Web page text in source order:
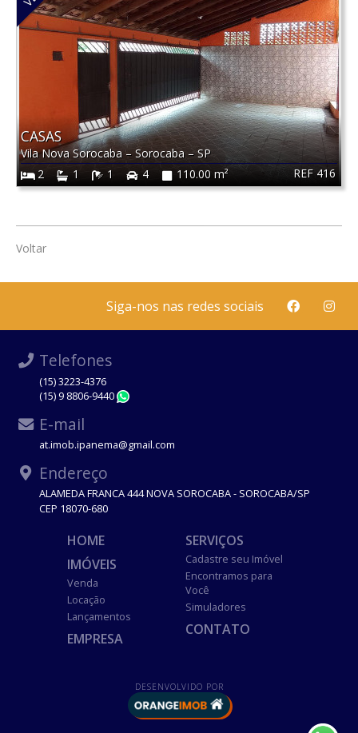
REF 416
CASAS
Vila Nova Sorocaba– Sorocaba – SP
2
1 1 4 110.00 m²
Voltar
Siga-nos nas redes sociais
Telefones
(15) 3223-4376
(15) 9 8806-9440
E-mail
at.imob.ipanema@gmail.com
Endereço
ALAMEDA FRANCA 444 NOVA SOROCABA - SOROCABA/SP
CEP 18070-680
HOME
IMÓVEIS
Venda
Locação
Lançamentos
EMPRESA
SERVIÇOS
Cadastre seu Imóvel
Encontramos para
Você
Simuladores
CONTATO
DESENVOLVIDO POR